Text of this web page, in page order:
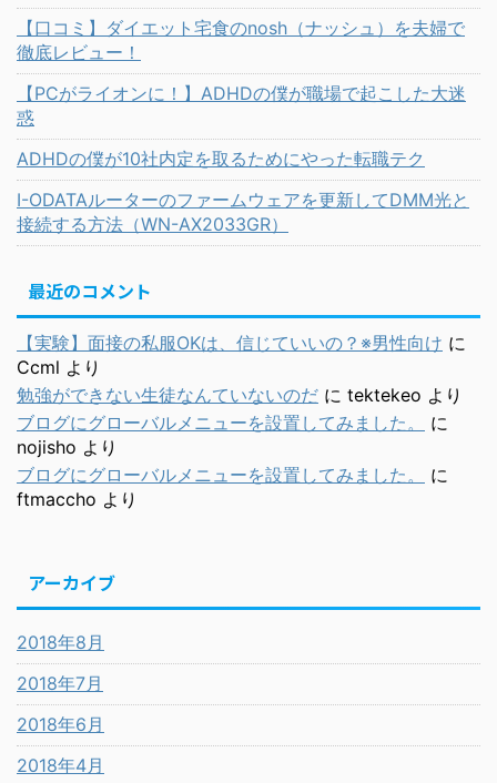
【口コミ】ダイエット宅食のnosh（ナッシュ）を夫婦で
徹底レビュー！
【PCがライオンに！】ADHDの僕が職場で起こした大迷
惑
ADHDの僕が10社内定を取るためにやった転職テク
I-ODATAルーターのファームウェアを更新してDMM光と
接続する方法（WN-AX2033GR）
最近のコメント
【実験】面接の私服OKは、信じていいの？※男性向け に
Ccml より
勉強ができない生徒なんていないのだ に tektekeo より
ブログにグローバルメニューを設置してみました。
に
nojisho より
ブログにグローバルメニューを設置してみました。
に
ftmaccho より
アーカイブ
2018年8月
2018年7月
2018年6月
2018年4月